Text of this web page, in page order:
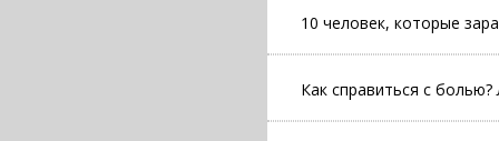
10 человек, которые
Как справиться с